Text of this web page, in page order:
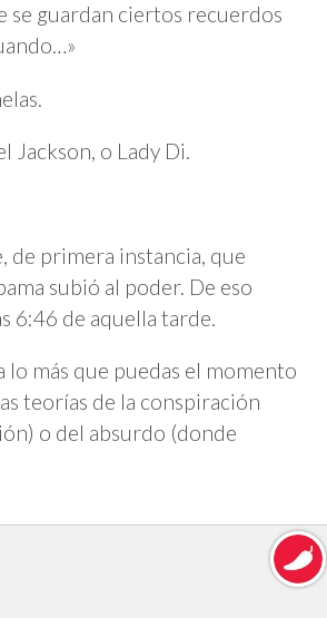
se guardan ciertos recuerdos
Jackson, o Lady Di.
de primera instancia, que
subió al poder. De eso
6:46 de aquella tarde.
lo más que puedas el momento
teorías de la conspiración
o del absurdo (donde